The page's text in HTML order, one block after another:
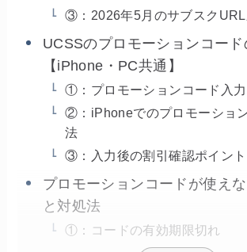
③：2026年5月のサブスクURL
UCSSのプロモーションコー
【iPhone・PC共通】
①：プロモーションコード入
②：iPhoneでのプロモーショ
法
③：入力後の割引確認ポイント
プロモーションコードが使え
と対処法
①：コードの有効期限切れ